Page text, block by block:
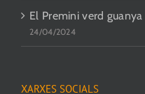
El Premini verd
24/04/2024
XARXES SOCIALS